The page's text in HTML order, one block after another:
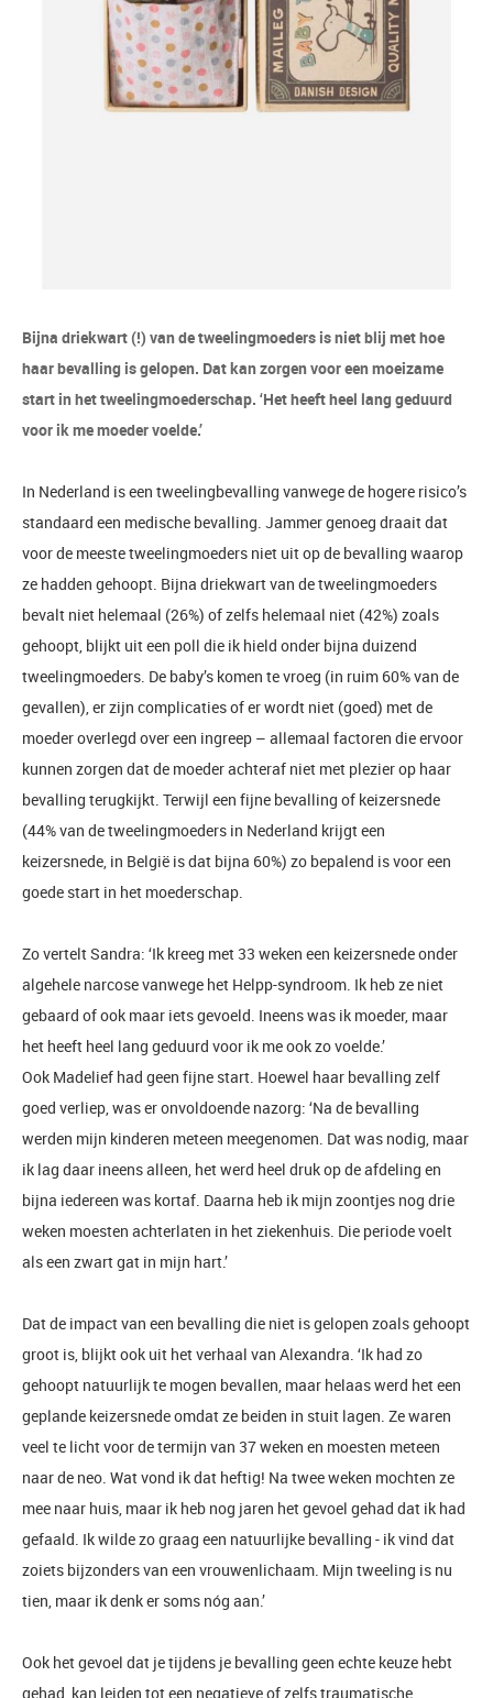
Bijna driekwart (!) van de tweelingmoeders is niet blij met hoe
haar bevalling is gelopen. Dat kan zorgen voor een moeizame
start in het tweelingmoederschap. ‘Het heeft heel lang geduurd
voor ik me moeder voelde.’
In Nederland is een tweelingbevalling vanwege de hogere risico’s
standaard een medische bevalling. Jammer genoeg draait dat
voor de meeste tweelingmoeders niet uit op de bevalling waarop
ze hadden gehoopt. Bijna driekwart van de tweelingmoeders
bevalt niet helemaal (26%) of zelfs helemaal niet (42%) zoals
gehoopt, blijkt uit een poll die ik hield onder bijna duizend
tweelingmoeders. De baby’s komen te vroeg (in ruim 60% van de
gevallen), er zijn complicaties of er wordt niet (goed) met de
moeder overlegd over een ingreep – allemaal factoren die ervoor
kunnen zorgen dat de moeder achteraf niet met plezier op haar
bevalling terugkijkt. Terwijl een fijne bevalling of keizersnede
(44% van de tweelingmoeders in Nederland krijgt een
keizersnede, in België is dat bijna 60%) zo bepalend is voor een
goede start in het moederschap.
Zo vertelt Sandra: ‘Ik kreeg met 33 weken een keizersnede onder
algehele narcose vanwege het Helpp-syndroom. Ik heb ze niet
gebaard of ook maar iets gevoeld. Ineens was ik moeder, maar
het heeft heel lang geduurd voor ik me ook zo voelde.’
Ook Madelief had geen fijne start. Hoewel haar bevalling zelf
goed verliep, was er onvoldoende nazorg: ‘Na de bevalling
werden mijn kinderen meteen meegenomen. Dat was nodig, maar
ik lag daar ineens alleen, het werd heel druk op de afdeling en
bijna iedereen was kortaf. Daarna heb ik mijn zoontjes nog drie
weken moesten achterlaten in het ziekenhuis. Die periode voelt
als een zwart gat in mijn hart.’
Dat de impact van een bevalling die niet is gelopen zoals gehoopt
groot is, blijkt ook uit het verhaal van Alexandra. ‘Ik had zo
gehoopt natuurlijk te mogen bevallen, maar helaas werd het een
geplande keizersnede omdat ze beiden in stuit lagen. Ze waren
veel te licht voor de termijn van 37 weken en moesten meteen
naar de neo. Wat vond ik dat heftig! Na twee weken mochten ze
mee naar huis, maar ik heb nog jaren het gevoel gehad dat ik had
gefaald. Ik wilde zo graag een natuurlijke bevalling - ik vind dat
zoiets bijzonders van een vrouwenlichaam. Mijn tweeling is nu
tien, maar ik denk er soms nóg aan.’
Ook het gevoel dat je tijdens je bevalling geen echte keuze hebt
gehad, kan leiden tot een negatieve of zelfstraumatische